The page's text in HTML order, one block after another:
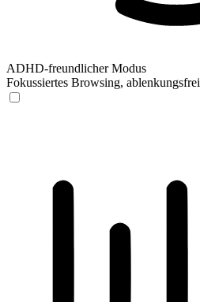
ADHD-freundlicher Modus
Fokussiertes Browsing, ablenkungsfrei